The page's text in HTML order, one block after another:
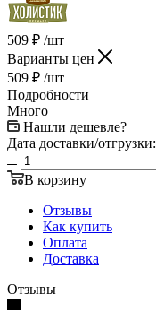
509 ₽ /шт
Варианты цен
509 ₽ /шт
Подробности
Много
Нашли дешевле?
Дата доставки/отгрузки:
В корзину
Отзывы
Как купить
Оплата
Доставка
Отзывы